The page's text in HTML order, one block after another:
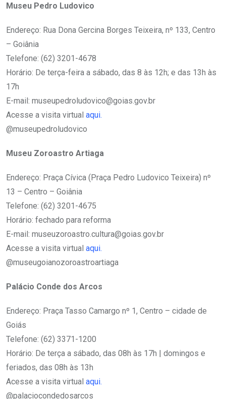
Museu Pedro Ludovico
Endereço: Rua Dona Gercina Borges Teixeira, nº 133, Centro
– Goiânia
Telefone: (62) 3201-4678
Horário: De terça-feira a sábado, das 8 às 12h; e das 13h às
17h
E-mail: museupedroludovico@goias.gov.br
Acesse a visita virtual aqui.
@museupedroludovico
Museu Zoroastro Artiaga
Endereço: Praça Cívica (Praça Pedro Ludovico Teixeira) nº
13 – Centro – Goiânia
Telefone: (62) 3201-4675
Horário: fechado para reforma
E-mail: museuzoroastro.cultura@goias.gov.br
Acesse a visita virtual aqui.
@museugoianozoroastroartiaga
Palácio Conde dos Arcos
Endereço: Praça Tasso Camargo nº 1, Centro – cidade de
Goiás
Telefone: (62) 3371-1200
Horário: De terça a sábado, das 08h às 17h | domingos e
feriados, das 08h às 13h
Acesse a visita virtual aqui.
@palaciocondedosarcos